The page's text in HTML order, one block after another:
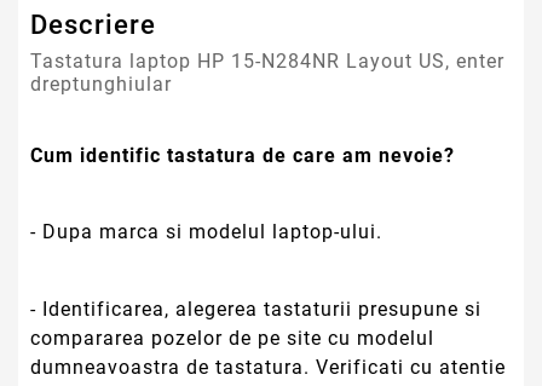
Descriere
Tastatura laptop HP 15-N284NR Layout US, enter
dreptunghiular
Cum identific tastatura de care am nevoie?
- Dupa marca si modelul laptop-ului.
- Identificarea, alegerea tastaturii presupune si
compararea pozelor de pe site cu modelul
dumneavoastra de tastatura. Verificati cu atentie